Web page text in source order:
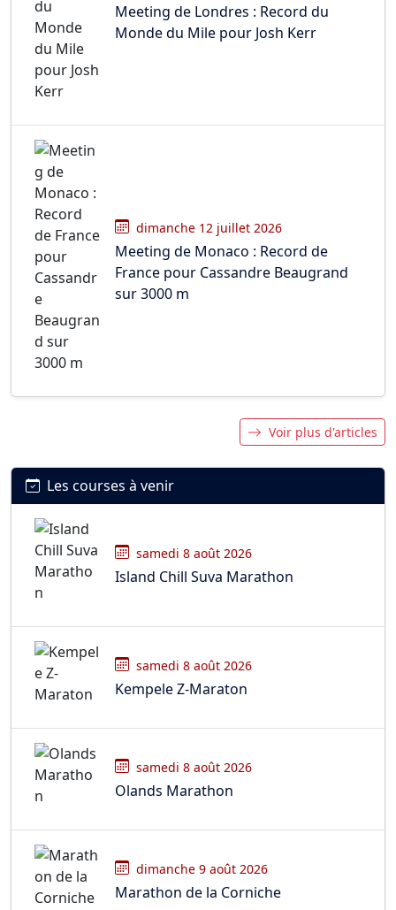
Meeting de Londres : Record du
Monde du Mile pour Josh Kerr
dimanche 12 juillet 2026
Meeting de Monaco : Record de
France pour Cassandre Beaugrand
sur 3000 m
Voir plus d'articles
Les courses à venir
samedi 8 août 2026
Island Chill Suva Marathon
samedi 8 août 2026
Kempele Z-Maraton
samedi 8 août 2026
Olands Marathon
dimanche 9 août 2026
Marathon de la Corniche